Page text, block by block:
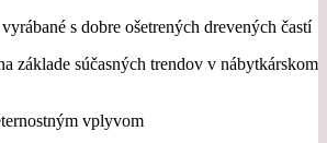
s dobre ošetrených drevených častí
základe súčasných trendov v nábytkárskom
vplyvom